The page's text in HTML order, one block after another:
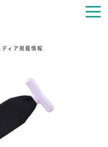
ディア掲載情報